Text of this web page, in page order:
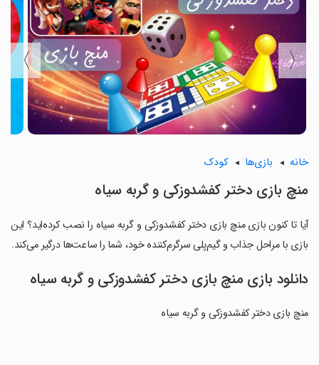
〈
〉
خانه بازی‌ها کودک
منچ بازی دختر کفشدوزکی و گربه سیاه
آیا تا کنون بازی منچ بازی دختر کفشدوزکی و گربه سیاه را نصب کرده‌اید؟ این
بازی با مراحل جذاب و گیم‌پلی سرگرم‌کننده خود، شما را ساعت‌ها درگیر می‌کند.
دانلود بازی منچ بازی دختر کفشدوزکی و گربه سیاه
منچ بازی دختر کفشدوزکی و گربه سیاه